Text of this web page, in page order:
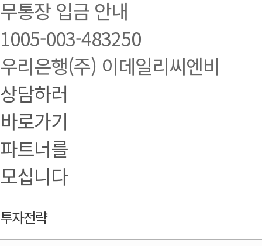
무통장 입금 안내
1005-003-483250
우리은행(주) 이데일리씨엔비
상담하러
바로가기
파트너를
모십니다
투자전략